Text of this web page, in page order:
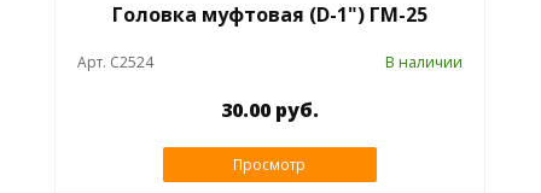
Головка муфтовая (D-1") ГМ-25
Арт. C2524 В наличии
30.00 руб.
Просмотр